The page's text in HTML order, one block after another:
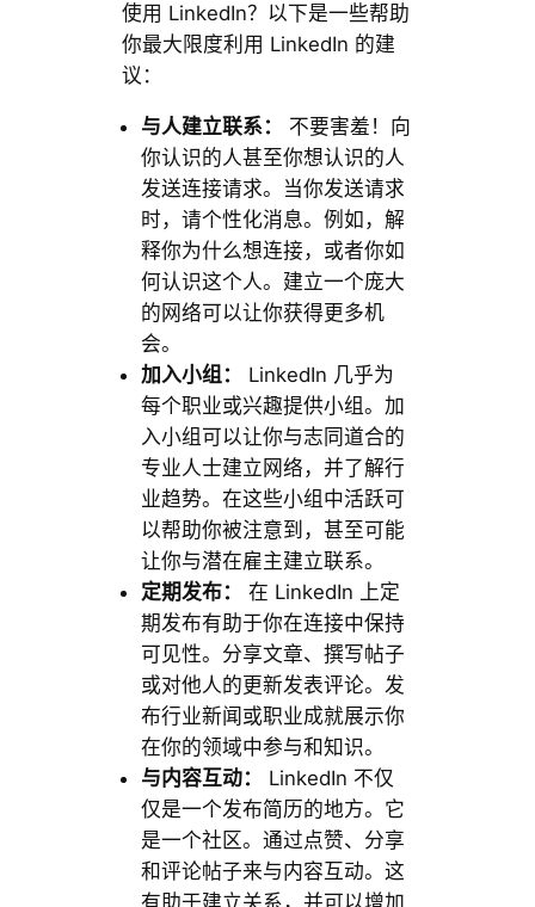
使用 LinkedIn？以下是一些帮助
你最大限度利用 LinkedIn 的建
议：
与人建立联系：
不要害羞！向
你认识的人甚至你想认识的人
发送连接请求。当你发送请求
时，请个性化消息。例如，解
释你为什么想连接，或者你如
何认识这个人。建立一个庞大
的网络可以让你获得更多机
会。
加入小组：
LinkedIn 几乎为
每个职业或兴趣提供小组。加
入小组可以让你与志同道合的
专业人士建立网络，并了解行
业趋势。在这些小组中活跃可
以帮助你被注意到，甚至可能
让你与潜在雇主建立联系。
定期发布：
在 LinkedIn 上定
期发布有助于你在连接中保持
可见性。分享文章、撰写帖子
或对他人的更新发表评论。发
布行业新闻或职业成就展示你
在你的领域中参与和知识。
与内容互动：
LinkedIn 不仅
仅是一个发布简历的地方。它
是一个社区。通过点赞、分享
和评论帖子来与内容互动。这
有助于建立关系，并可以增加